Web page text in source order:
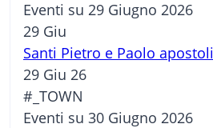
Eventi su 29 Giugno 2026
29 Giu
Santi Pietro e Paolo apostoli
29 Giu 26
#_TOWN
Eventi su 30 Giugno 2026